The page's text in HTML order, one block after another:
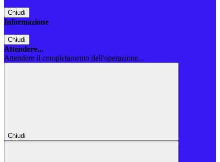
Chiudi
Informazione
Chiudi
Attendere...
Attendere il completamento dell'operazione...
Chiudi